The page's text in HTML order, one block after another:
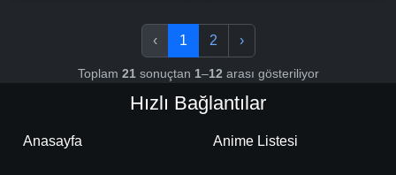
‹ 1 2 ›
Toplam 21sonuçtan 1–12arası gösteriliyor
Hızlı Bağlantılar
Anasayfa Anime Listesi